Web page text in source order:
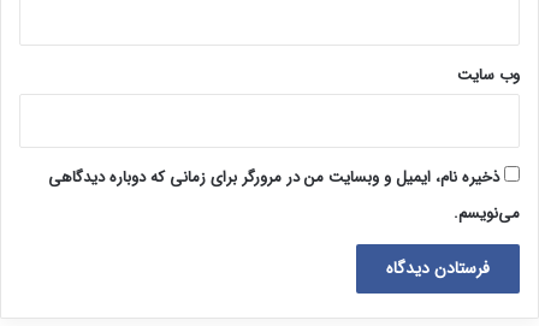
وب‌ سایت
ذخیره نام، ایمیل و وبسایت من در مرورگر برای زمانی که دوباره دیدگاهی
می‌نویسم.